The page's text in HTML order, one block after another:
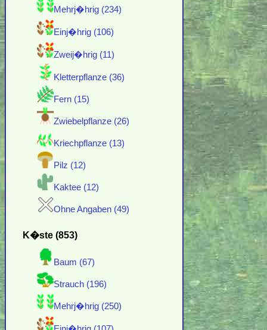
Mehrj�hrig (234)
Einj�hrig (106)
Zweij�hrig (11)
Kletterpflanze (36)
Fern (15)
Zwiebelpflanze (26)
Kriechpflanze (13)
Pilz (12)
Kaktee (12)
Ohne Angaben (49)
K�ste (853)
Baum (67)
Strauch (196)
Mehrj�hrig (250)